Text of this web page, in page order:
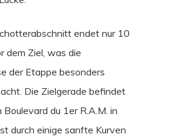
endet nur 10
dem Ziel, was die
der Etappe besonders
Die Zielgerade befindet
Boulevard du 1er R.A.M. in
durch einige sanfte Kurven